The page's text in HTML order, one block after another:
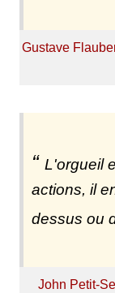
Gustave
L'orgueil
actions, il
dessus ou
John Petit-